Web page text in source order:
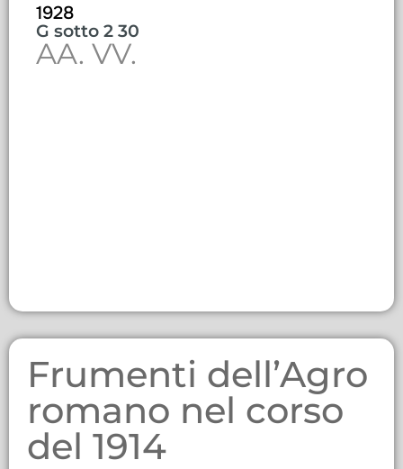
1928
G sotto 2 30
AA. VV.
Frumenti dell’Agro
romano nel corso
del 1914